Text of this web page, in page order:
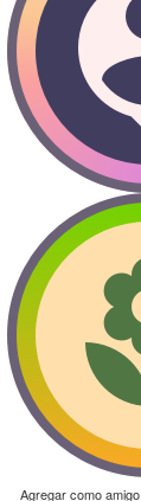
Agregar como amigo